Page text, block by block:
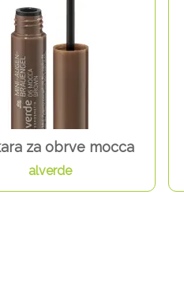
za obrve mocca
alverde